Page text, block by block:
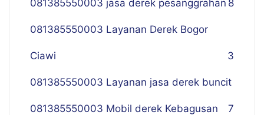
081385550003 jasa derek pesanggrahan 8
081385550003 Layanan Derek Bogor
Ciawi 3
081385550003 Layanan jasa derek buncit
7
081385550003 Mobil derek Kebagusan